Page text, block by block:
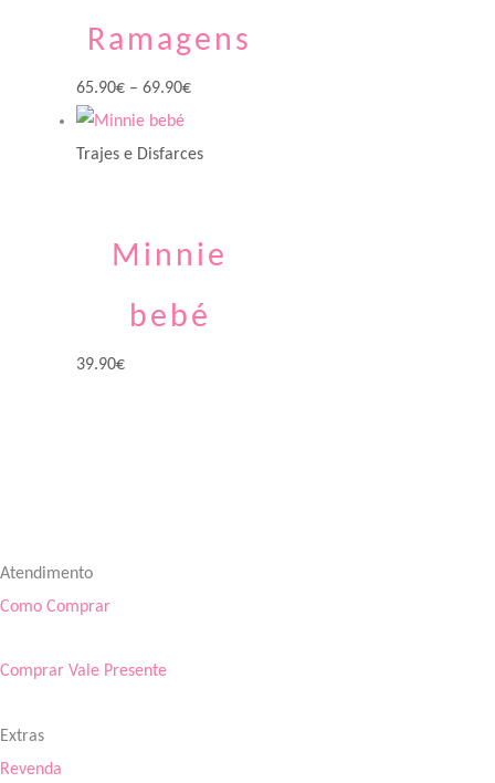
Ramagens
65.90€ – 69.90€
Trajes e Disfarces
Minnie
bebé
39.90€
Atendimento
Como Comprar
Comprar Vale Presente
Extras
Revenda